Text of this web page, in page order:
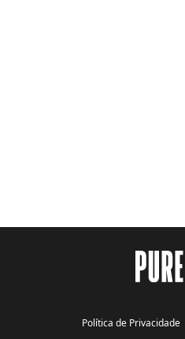
Política de Privacidade